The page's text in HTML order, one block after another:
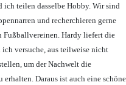
ich teilen dasselbe Hobby. Wir sind
und recherchieren gerne
Fußballvereinen. Hardy liefert die
ich versuche, aus teilweise nicht
um der Nachwelt die
erhalten. Daraus ist auch eine schöne